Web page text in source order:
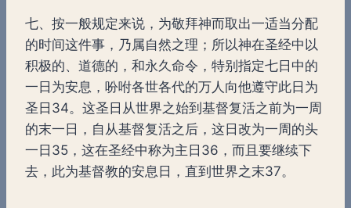
七、按一般规定来说，为敬拜神而取出一适当分配
的时间这件事，乃属自然之理；所以神在圣经中以
积极的、道德的，和永久命令，特别指定七日中的
一日为安息，吩咐各世各代的万人向他遵守此日为
圣日34。这圣日从世界之始到基督复活之前为一周
的末一日，自从基督复活之后，这日改为一周的头
一日35，这在圣经中称为主日36，而且要继续下
去，此为基督教的安息日，直到世界之末37。